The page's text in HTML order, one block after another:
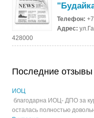
Телефон:
Адрес:
428000
Последние отзывы
ИОЦ
благодарна ИОЦ- ДПО за
осталась полностью